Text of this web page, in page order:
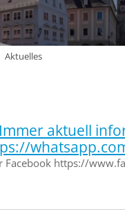
Aktuelles
Immer aktuell
Facebook https://